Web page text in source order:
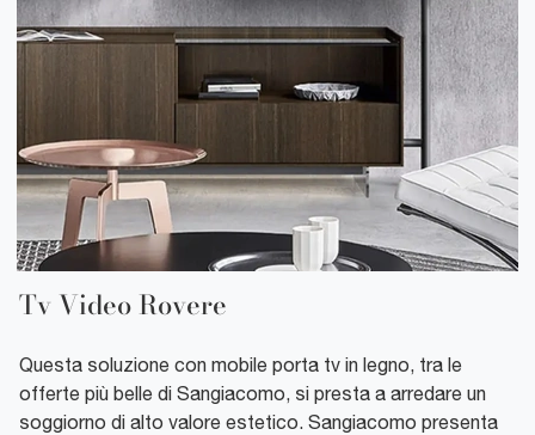
Tv Video Rovere
Questa soluzione con mobile porta tv in legno, tra le
offerte più belle di Sangiacomo, si presta a arredare un
soggiorno di alto valore estetico. Sangiacomo presenta